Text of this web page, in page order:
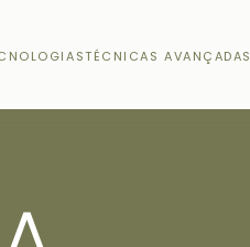
TÉCNICAS AVANÇADAS